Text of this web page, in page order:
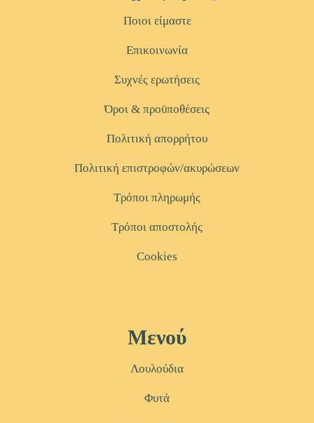
Ποιοι είμαστε
Επικοινωνία
Συχνές ερωτήσεις
Όροι & προϋποθέσεις
Πολιτική απορρήτου
Πολιτική επιστροφών/ακυρώσεων
Τρόποι πληρωμής
Τρόποι αποστολής
Cookies
Μενού
Λουλούδια
Φυτά